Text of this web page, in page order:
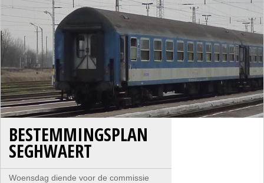
BESTEMMINGSPLAN
SEGHWAERT
Woensdag diende voor de commissie